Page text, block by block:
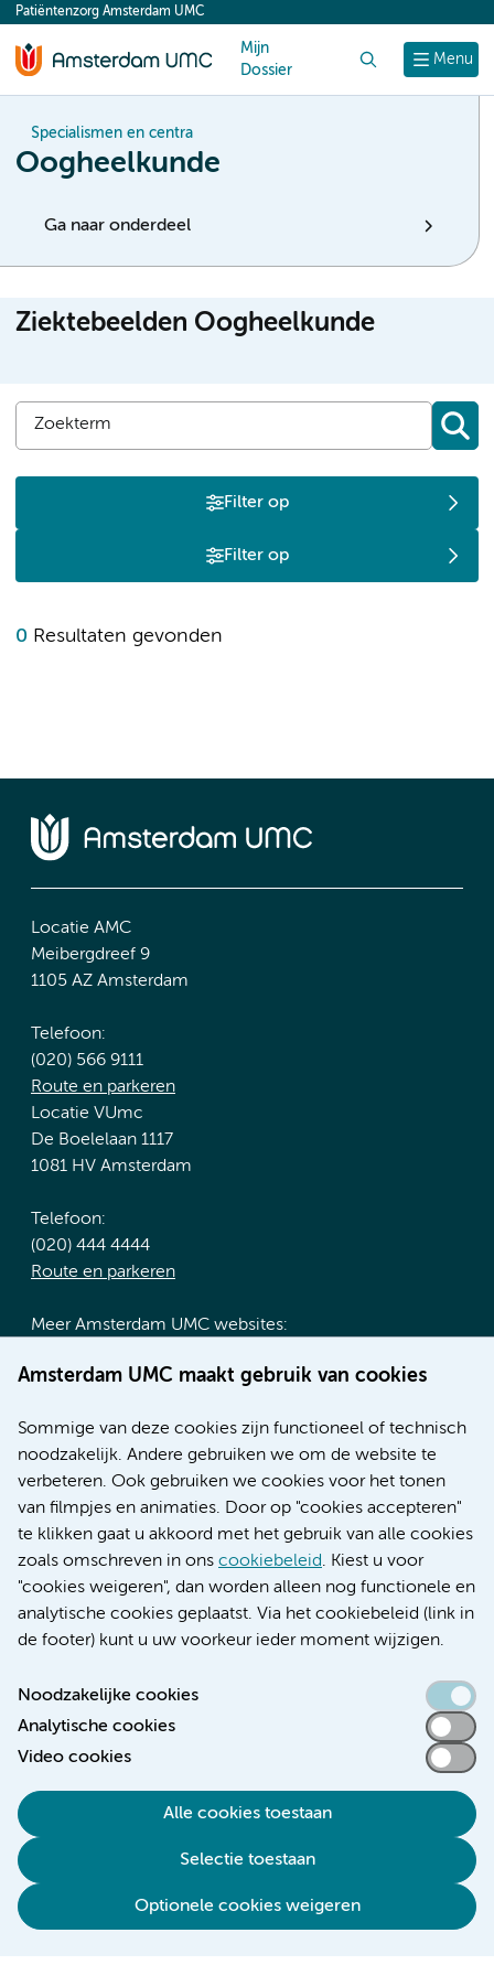
content
Amsterdam UMC maakt gebruik van cookies
Sommige van deze cookies zijn functioneel of technisch
noodzakelijk. Andere gebruiken we om de website te
verbeteren. Ook gebruiken we cookies voor het tonen
van filmpjes en animaties. Door op "cookies accepteren"
te klikken gaat u akkoord met het gebruik van alle cookies
zoals omschreven in ons cookiebeleid. Kiest u voor
"cookies weigeren", dan worden alleen nog functionele en
analytische cookies geplaatst. Via het cookiebeleid (link in
de footer) kunt u uw voorkeur ieder moment wijzigen.
Noodzakelijke cookies
Analytische cookies
Video cookies
Alle cookies toestaan
Selectie toestaan
Optionele cookies weigeren
Menu
Patiëntenzorg Amsterdam UMC
Mijn
Dossier
Specialismen en centra
Oogheelkunde
Ga naar onderdeel
Ziektebeelden Oogheelkunde
Filter op
Filter op
0 Resultaten gevonden
Locatie AMC
Meibergdreef 9
1105 AZ Amsterdam
Telefoon:
(020) 566 9111
Route en parkeren
Locatie VUmc
De Boelelaan 1117
1081 HV Amsterdam
Telefoon:
(020) 444 4444
Route en parkeren
Meer Amsterdam UMC websites:
Werken bij Amsterdam UMC
Nieuws
Research
Educatie locatie AMC
Educatie locatie VUmc
Verwijzen & diagnostiek
Toegankelijkheidsverklaring
Responsible disclosure